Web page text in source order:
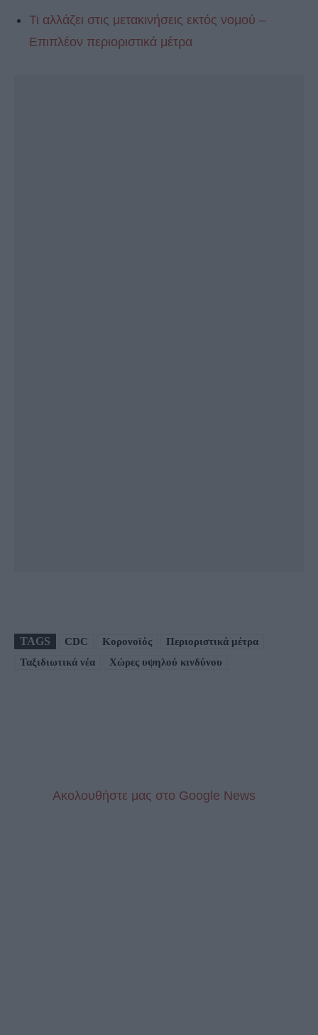
Τι αλλάζει στις μετακινήσεις εκτός νομού –
Επιπλέον περιοριστικά μέτρα
TAGS CDC Κορονοϊός
Περιοριστικά μέτρα
Ταξιδιωτικά νέα
Χώρες υψηλού κινδύνου
Aκολουθήστε μας στo Google News